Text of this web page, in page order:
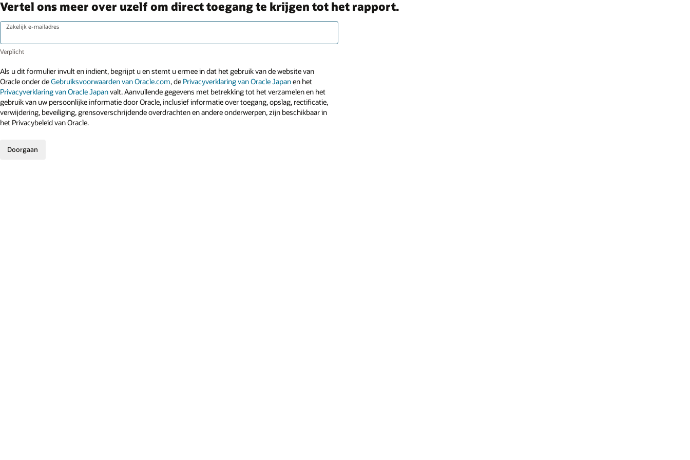
Vertel ons meer over uzelf om direct toegang te krijgen tot het rapport.
Zakelijk e-mailadres
Als u dit formulier invult en indient, begrijpt u en stemt u ermee in dat het gebruik van de website van
Oracle onder deGebruiksvoorwaarden van Oracle.com, de Privacyverklaring van Oracle Japanen het
Privacyverklaring van Oracle Japanvalt. Aanvullende gegevens met betrekking tot het verzamelen en het
gebruik van uw persoonlijke informatie door Oracle, inclusief informatie over toegang, opslag, rectificatie,
verwijdering, beveiliging, grensoverschrijdende overdrachten en andere onderwerpen, zijn beschikbaar in
het Privacybeleid van Oracle.
Doorgaan